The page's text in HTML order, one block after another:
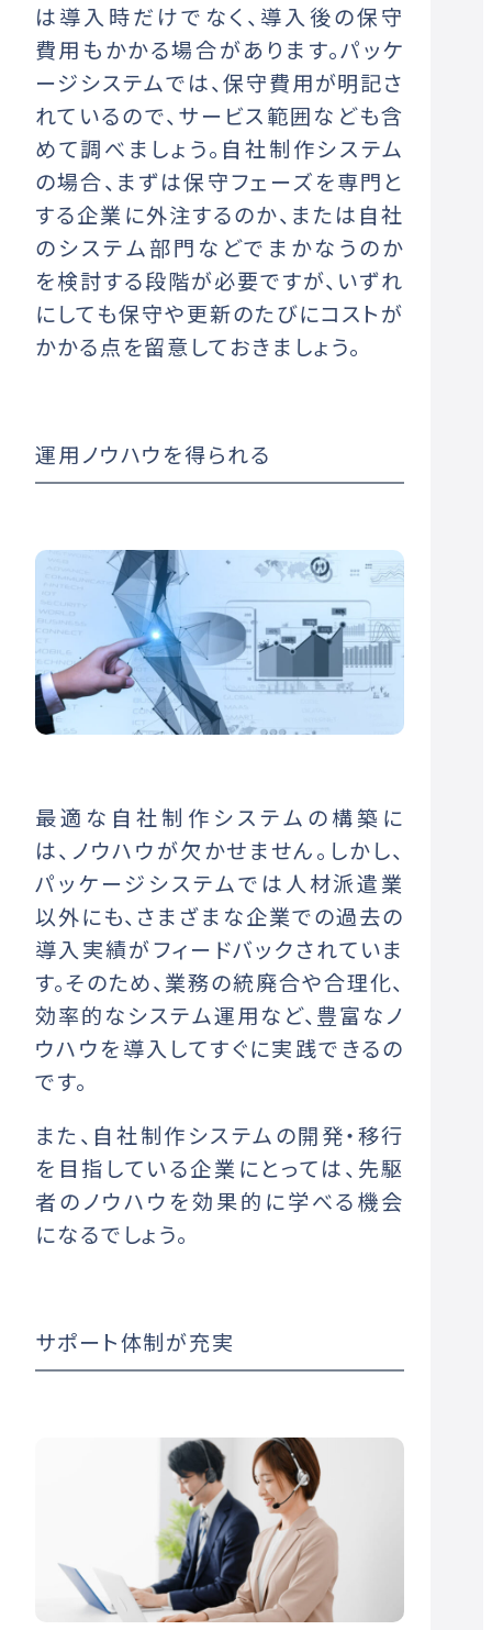
は導入時だけでなく、導入後の保守
費用もかかる場合があります。パッケ
ージシステムでは、保守費用が明記さ
れているので、サービス範囲なども含
めて調べましょう。自社制作システム
の場合、まずは保守フェーズを専門と
する企業に外注するのか、または自社
のシステム部門などでまかなうのか
を検討する段階が必要ですが、いずれ
にしても保守や更新のたびにコストが
かかる点を留意しておきましょう。
運用ノウハウを得られる
最適な自社制作システムの構築に
は、ノウハウが欠かせません。しかし、
パッケージシステムでは人材派遣業
以外にも、さまざまな企業での過去の
導入実績がフィードバックされていま
す。そのため、業務の統廃合や合理化、
効率的なシステム運用など、豊富なノ
ウハウを導入してすぐに実践できるの
です。
また、自社制作システムの開発・移行
を目指している企業にとっては、先駆
者のノウハウを効果的に学べる機会
になるでしょう。
サポート体制が充実